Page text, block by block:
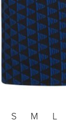
S M L